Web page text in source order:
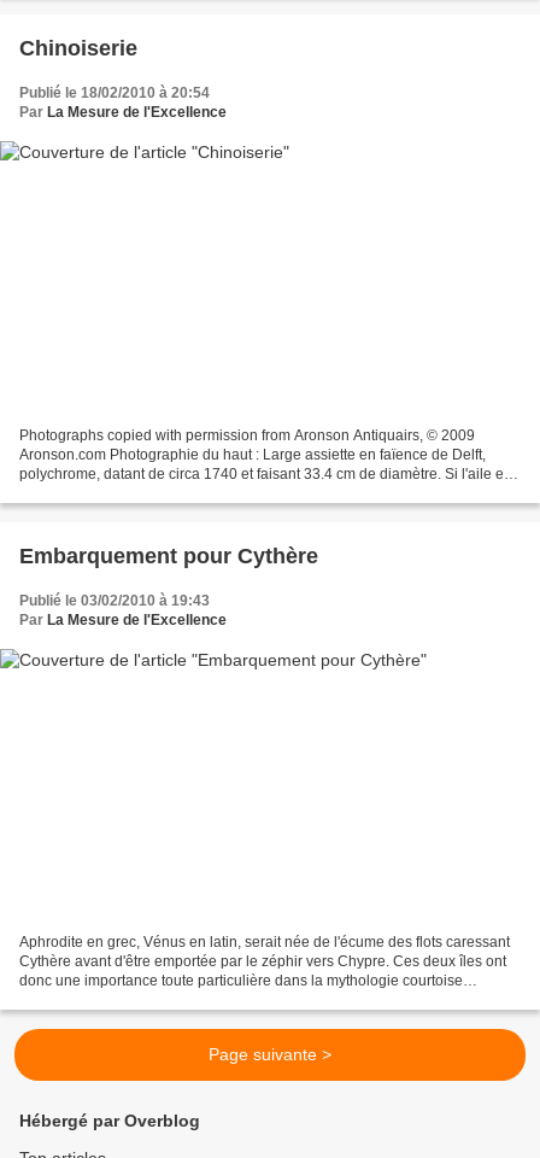
Chinoiserie
Publié le 18/02/2010 à 20:54
Par La Mesure de l'Excellence
Photographs copied with permission from Aronson Antiquairs, © 2009
Aronson.com Photographie du haut : Large assiette en faïence de Delft,
polychrome, datant de circa 1740 et faisant 33.4 cm de diamètre. Si l'aile est
Embarquement pour Cythère
Publié le 03/02/2010 à 19:43
Par La Mesure de l'Excellence
Aphrodite en grec, Vénus en latin, serait née de l'écume des flots caressant
Cythère avant d'être emportée par le zéphir vers Chypre. Ces deux îles ont
donc une importance toute particulière dans la mythologie courtoise
Page suivante >
Hébergé par Overblog